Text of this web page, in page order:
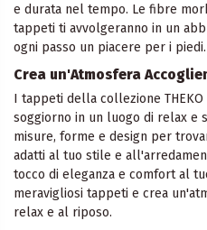
e durata nel tempo. Le fibre
tappeti ti avvolgeranno in un
ogni passo un piacere per i piedi.
Crea un'Atmosfera
I tappeti della collezione
soggiorno in un luogo di relax e
misure, forme e design per
adatti al tuo stile e
tocco di eleganza e comfort al
meravigliosi tappeti e crea
relax e al riposo.